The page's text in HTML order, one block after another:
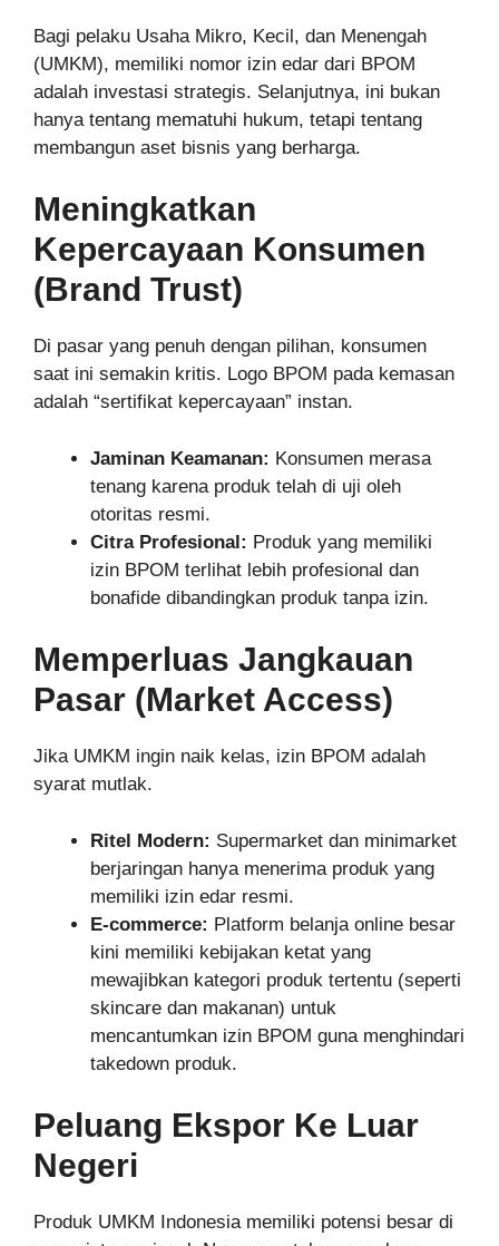
Bagi pelaku Usaha Mikro, Kecil, dan Menengah
(UMKM), memiliki nomor izin edar dari BPOM
adalah investasi strategis. Selanjutnya, ini bukan
hanya tentang mematuhi hukum, tetapi tentang
membangun aset bisnis yang berharga.
Meningkatkan
Kepercayaan Konsumen
(Brand Trust)
Di pasar yang penuh dengan pilihan, konsumen
saat ini semakin kritis. Logo BPOM pada kemasan
adalah “sertifikat kepercayaan” instan.
Jaminan Keamanan: Konsumen merasa
tenang karena produk telah di uji oleh
otoritas resmi.
Citra Profesional: Produk yang memiliki
izin BPOM terlihat lebih profesional dan
bonafide dibandingkan produk tanpa izin.
Memperluas Jangkauan
Pasar (Market Access)
Jika UMKM ingin naik kelas, izin BPOM adalah
syarat mutlak.
Ritel Modern: Supermarket dan minimarket
berjaringan hanya menerima produk yang
memiliki izin edar resmi.
E-commerce: Platform belanja online besar
kini memiliki kebijakan ketat yang
mewajibkan kategori produk tertentu (seperti
skincare dan makanan) untuk
mencantumkan izin BPOM guna menghindari
takedown produk.
Peluang Ekspor Ke Luar
Negeri
Produk UMKM Indonesia memiliki potensi besar di